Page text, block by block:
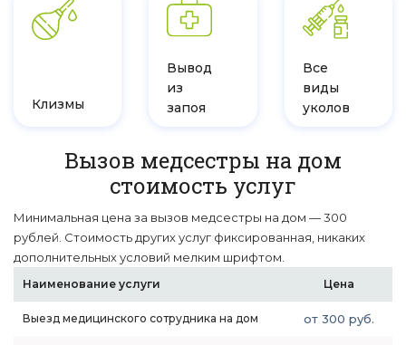
Клизмы
Вывод
из
запоя
Все
виды
уколов
Вызов медсестры на дом
стоимость услуг
Минимальная цена за вызов медсестры на дом — 300
рублей. Стоимость других услуг фиксированная, никаких
дополнительных условий мелким шрифтом.
Наименование услуги Цена
Выезд медицинского сотрудника на дом от 300 руб.